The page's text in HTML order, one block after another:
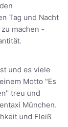
Tag und Nacht
machen -
und es viele
Motto "Es
treu und
München.
und Fleiß